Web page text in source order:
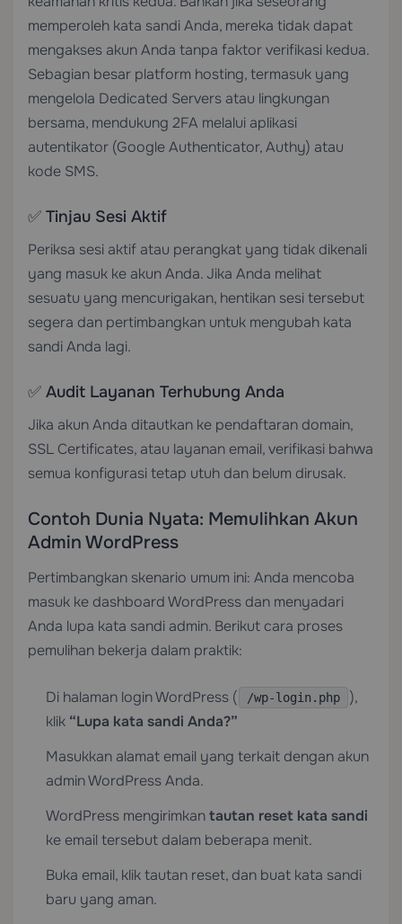
memperoleh kata sandi Anda, mereka tidak dapat
mengakses akun Anda tanpa faktor verifikasi kedua.
Sebagian besar platform hosting, termasuk yang
mengelola Dedicated Servers atau lingkungan
bersama, mendukung 2FA melalui aplikasi
autentikator (Google Authenticator, Authy) atau
kode SMS.
✅ Tinjau Sesi Aktif
Periksa sesi aktif atau perangkat yang tidak dikenali
yang masuk ke akun Anda. Jika Anda melihat
sesuatu yang mencurigakan, hentikan sesi tersebut
segera dan pertimbangkan untuk mengubah kata
sandi Anda lagi.
✅ Audit Layanan Terhubung Anda
Jika akun Anda ditautkan ke pendaftaran domain,
SSL Certificates, atau layanan email, verifikasi bahwa
semua konfigurasi tetap utuh dan belum dirusak.
Contoh Dunia Nyata: Memulihkan Akun
Admin WordPress
Pertimbangkan skenario umum ini: Anda mencoba
masuk ke dashboard WordPress dan menyadari
Anda lupa kata sandi admin. Berikut cara proses
pemulihan bekerja dalam praktik:
Di halaman login WordPress ( /wp-login.php
),
klik “Lupa kata sandi Anda?”
Masukkan alamat email yang terkait dengan akun
admin WordPress Anda.
WordPress mengirimkantautan reset kata sandi
ke email tersebut dalam beberapa menit.
Buka email, klik tautan reset, dan buat kata sandi
baru yang aman.